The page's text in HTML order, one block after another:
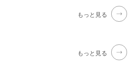
もっと見る
もっと見る